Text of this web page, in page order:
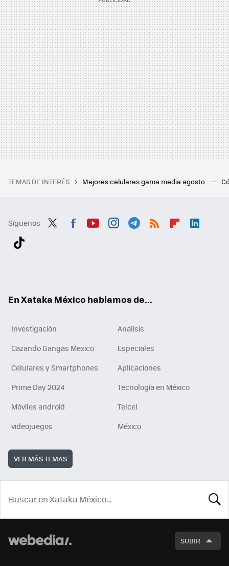
TEMAS DE INTERÉS Mejores celulares gama media agosto
Síguenos
En Xataka México hablamos de...
Investigación
Análisis
Cazando Gangas Mexico
Especiales
Celulares y Smartphones
Aplicaciones
Prime Day 2024
Tecnología en México
Móviles android
Telcel
videojuegos
México
VER MÁS TEMAS
SUBIR